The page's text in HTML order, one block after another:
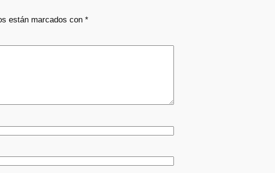
están marcados con *